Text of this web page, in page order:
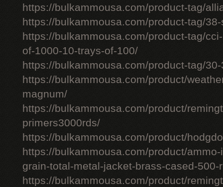
https://bulkammousa.com/product-tag/
https://bulkammousa.com/product-tag/
https://bulkammousa.com/product-tag/
of-1000-10-trays-of-100/
https://bulkammousa.com/product-tag/
https://bulkammousa.com/product/
magnum/
https://bulkammousa.com/product/
primers3000rds/
https://bulkammousa.com/product/
https://bulkammousa.com/product/
grain-total-metal-jacket-brass-cased-500-
https://bulkammousa.com/product/